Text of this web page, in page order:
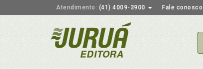
Atendimento: (41) 4009-3900 Fale conosco